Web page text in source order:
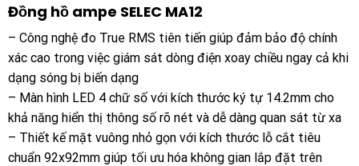
Đồng hồ ampe SELEC MA12
– Công nghệ đo True RMS tiên tiến giúp đảm bảo độ chính
xác cao trong việc giám sát dòng điện xoay chiều ngay cả khi
dạng sóng bị biến dạng
– Màn hình LED 4 chữ số với kích thước ký tự 14.2mm cho
khả năng hiển thị thông số rõ nét và dễ dàng quan sát từ xa
– Thiết kế mặt vuông nhỏ gọn với kích thước lỗ cắt tiêu
chuẩn 92x92mm giúp tối ưu hóa không gian lắp đặt trên